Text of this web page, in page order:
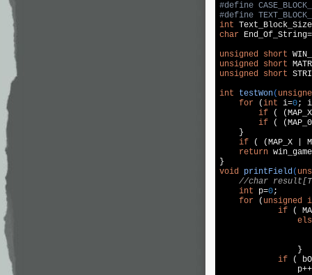
#define
#define
int
char End_Of_String=
unsigned short
unsigned short
unsigned short
int
testWon(
for (int i=0;
if (
if (
    }
if ( (MAP_X |
return
void printField(
//char
int p=0;
for ( unsigned
if (
if (